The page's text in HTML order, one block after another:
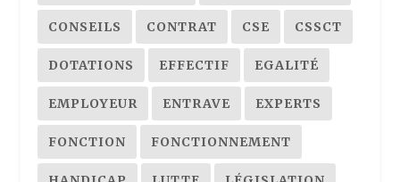
CONSEILS CONTRAT CSE CSSCT
DOTATIONS EFFECTIF EGALITÉ
EMPLOYEUR ENTRAVE EXPERTS
FONCTION FONCTIONNEMENT